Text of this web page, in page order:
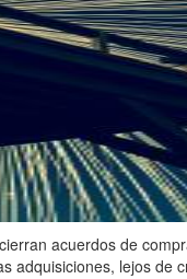
acuerdos de
adquisiciones, lejos